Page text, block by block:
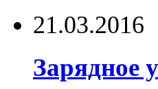
21.03.2016
Зарядное